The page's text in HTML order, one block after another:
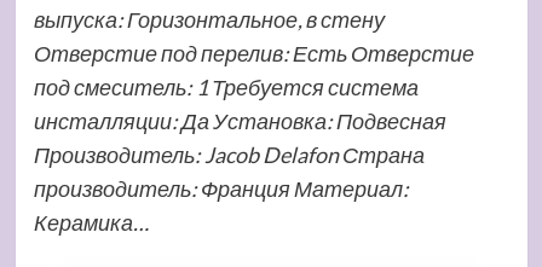
выпуска: Горизонтальное, в стену
Отверстие под перелив: Есть Отверстие
под смеситель: 1 Требуется система
инсталляции: Да Установка: Подвесная
Производитель: Jacob Delafon Страна
производитель: Франция Материал:
Керамика…